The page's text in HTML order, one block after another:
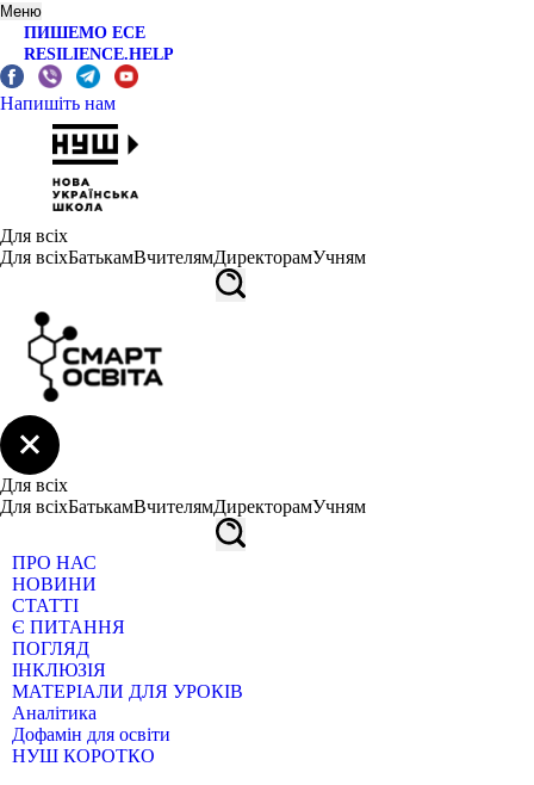
Меню
ПИШЕМО ЕСЕ
RESILIENCE.HELP
Напишіть нам
Для всіх
Для всіхБатькамВчителямДиректорамУчням
Для всіх
Для всіхБатькамВчителямДиректорамУчням
ПРО НАС
НОВИНИ
СТАТТІ
Є ПИТАННЯ
ПОГЛЯД
ІНКЛЮЗІЯ
МАТЕРІАЛИ ДЛЯ УРОКІВ
Аналітика
Дофамін для освіти
НУШ КОРОТКО